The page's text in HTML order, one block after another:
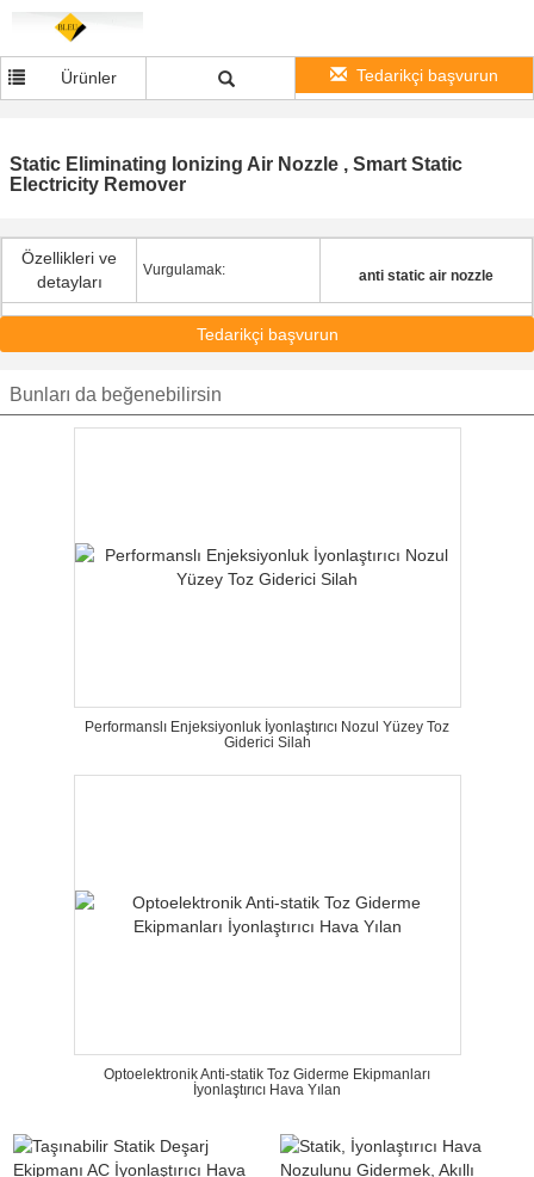
Ürünler Tedarikçi başvurun
Static Eliminating Ionizing Air Nozzle , Smart Static
Electricity Remover
Özellikleri ve
detayları
Vurgulamak: anti static air nozzle
Tedarikçi başvurun
Bunları da beğenebilirsin
Performanslı Enjeksiyonluk İyonlaştırıcı Nozul Yüzey Toz
Giderici Silah
Optoelektronik Anti-statik Toz Giderme Ekipmanları
İyonlaştırıcı Hava Yılan